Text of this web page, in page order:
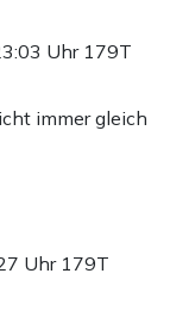
Uhr 179T
immer gleich
Uhr 179T